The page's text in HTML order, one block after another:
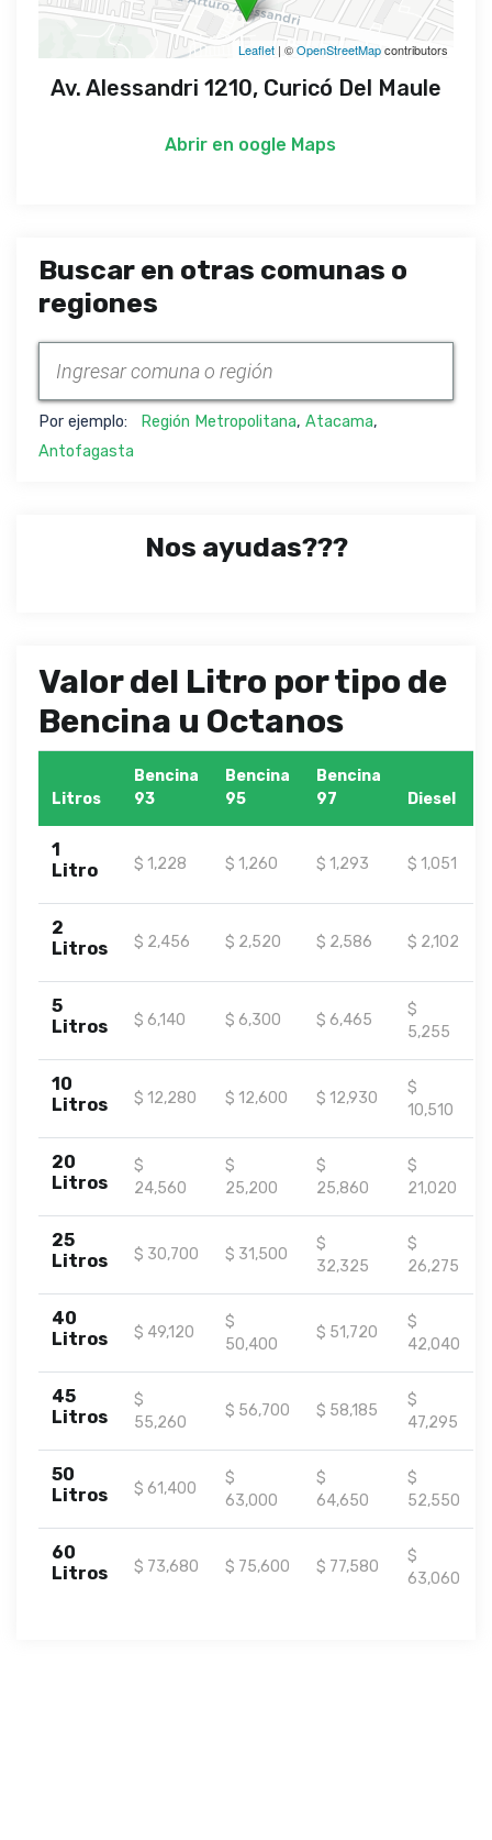
Leaflet | ©OpenStreetMapcontributors
Av. Alessandri 1210, Curicó Del Maule
Abrir en oogle Maps
Buscar en otras comunas o
regiones
Por ejemplo: Región Metropolitana, Atacama,
Antofagasta
Nos ayudas???
Valor del Litro por tipo de
Bencina u Octanos
Litros
Bencina
93
Bencina
95
Bencina
97
Diesel
1
Litro
$ 1,228 $ 1,260 $ 1,293 $ 1,051
2
Litros
$ 2,456 $ 2,520 $ 2,586 $ 2,102
5
Litros
$ 6,140 $ 6,300 $ 6,465
$
5,255
10
Litros
$ 12,280 $ 12,600 $ 12,930
$
10,510
20
Litros
$
24,560
$
25,200
$
25,860
$
21,020
25
Litros
$ 30,700 $ 31,500
$
32,325
$
26,275
40
Litros
$ 49,120
$
50,400
$ 51,720
$
42,040
45
Litros
$
55,260
$ 56,700 $ 58,185
$
47,295
50
Litros
$ 61,400
$
63,000
$
64,650
$
52,550
60
Litros
$ 73,680 $ 75,600 $ 77,580
$
63,060